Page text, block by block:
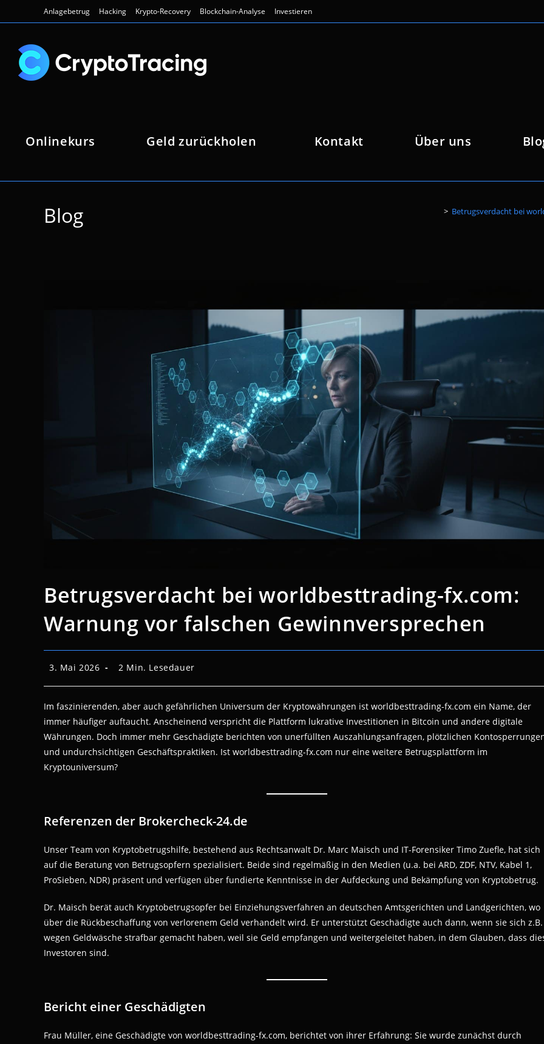
Inhalt
Anlagebetrug Hacking Krypto-Recovery Blockchain-Analyse Investieren
Onlinekurs Geld zurückholen Kontakt Über uns
Blog > Betrugsverdacht bei
Betrugsverdacht bei worldbesttrading-fx.com:
Warnung vor falschen Gewinnversprechen
Beitrag
3. Mai 2026 Lesedauer:
2 Min. Lesedauer
Im faszinierenden, aber auch gefährlichen Universum der Kryptowährungen ist worldbesttrading-fx.com ein Name, der
immer häufiger auftaucht. Anscheinend verspricht die Plattform lukrative Investitionen in Bitcoin und andere digitale
Währungen. Doch immer mehr Geschädigte berichten von unerfüllten Auszahlungsanfragen, plötzlichen
und undurchsichtigen Geschäftspraktiken. Ist worldbesttrading-fx.com nur eine weitere Betrugsplattform im
Kryptouniversum?
Referenzen der Brokercheck-24.de
Unser Team von Kryptobetrugshilfe, bestehend aus Rechtsanwalt Dr. Marc Maisch und IT-Forensiker Timo Zuefle, hat sich
auf die Beratung von Betrugsopfern spezialisiert. Beide sind regelmäßig in den Medien (u.a. bei ARD, ZDF, NTV, Kabel 1,
ProSieben, NDR) präsent und verfügen über fundierte Kenntnisse in der Aufdeckung und Bekämpfung von Kryptobetrug.
Dr. Maisch berät auch Kryptobetrugsopfer bei Einziehungsverfahren an deutschen Amtsgerichten und Landgerichten, wo
über die Rückbeschaffung von verlorenem Geld verhandelt wird. Er unterstützt Geschädigte auch dann, wenn sie sich z.B.
wegen Geldwäsche strafbar gemacht haben, weil sie Geld empfangen und weitergeleitet haben, in dem Glauben, dass
Investoren sind.
Bericht einer Geschädigten
Frau Müller, eine Geschädigte von worldbesttrading-fx.com, berichtet von ihrer Erfahrung: Sie wurde zunächst durch